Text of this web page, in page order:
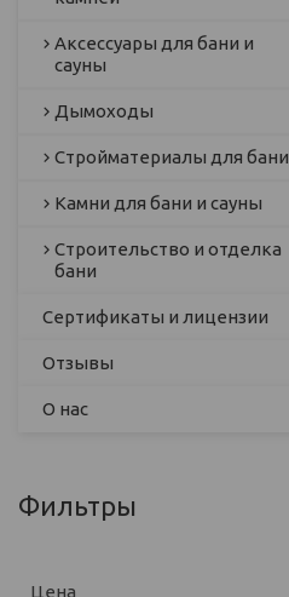
Аксессуары для бани и
сауны
Дымоходы
Стройматериалы для бани
Камни для бани и сауны
Строительство и отделка
бани
Сертификаты и лицензии
Отзывы
О нас
Фильтры
Цена